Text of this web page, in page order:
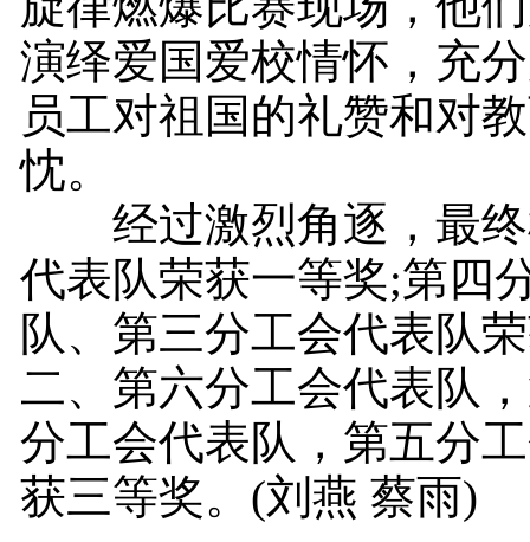
演绎爱国爱校情怀，充
员工对祖国的礼赞和对
忱。
经过激烈角逐，最终
代表队荣获一等奖;第四
队、第三分工会代表队
二、第六分工会代表队
分工会代表队，第五分
获三等奖。(刘燕 蔡雨)